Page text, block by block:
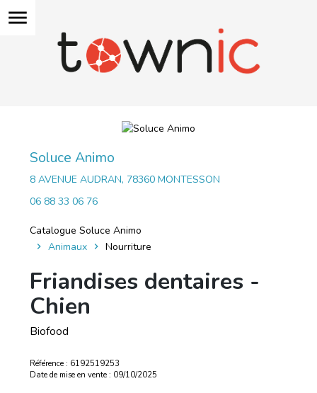
menu
Soluce Animo
8 AVENUE AUDRAN, 78360 MONTESSON
06 88 33 06 76
Catalogue Soluce Animo
Animaux
Nourriture
Friandises dentaires -
Chien
Biofood
Référence : 6192519253
Date de mise en vente : 09/10/2025